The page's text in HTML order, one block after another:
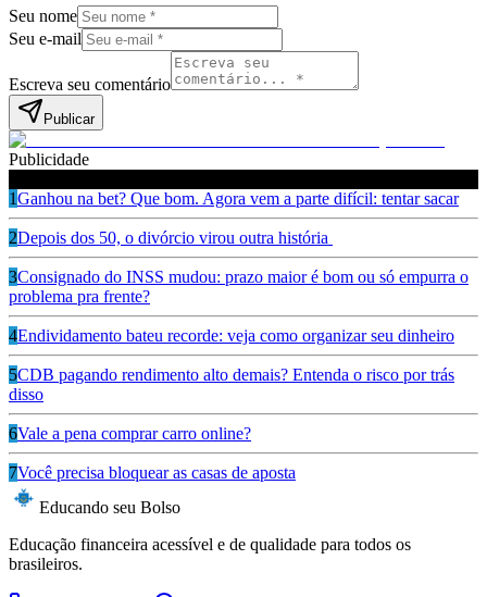
Seu nome
Seu e-mail
Escreva seu comentário
Publicar
Publicidade
1Ganhou na bet? Que bom. Agora vem a parte difícil: tentar sacar
2Depois dos 50, o divórcio virou outra história
3Consignado do INSS mudou: prazo maior é bom ou só empurra o
problema pra frente?
4Endividamento bateu recorde: veja como organizar seu dinheiro
5CDB pagando rendimento alto demais? Entenda o risco por trás
disso
6Vale a pena comprar carro online?
7Você precisa bloquear as casas de aposta
Educando seu Bolso
Educação financeira acessível e de qualidade para todos os
brasileiros.